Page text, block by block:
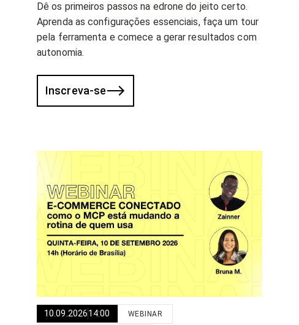
Dê os primeiros passos na edrone do jeito certo.
Aprenda as configurações essenciais, faça um tour
pela ferramenta e comece a gerar resultados com
autonomia.
Inscreva-se
10.09.202614:00 WEBINAR